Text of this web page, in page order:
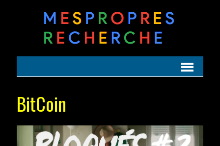
BitCoin